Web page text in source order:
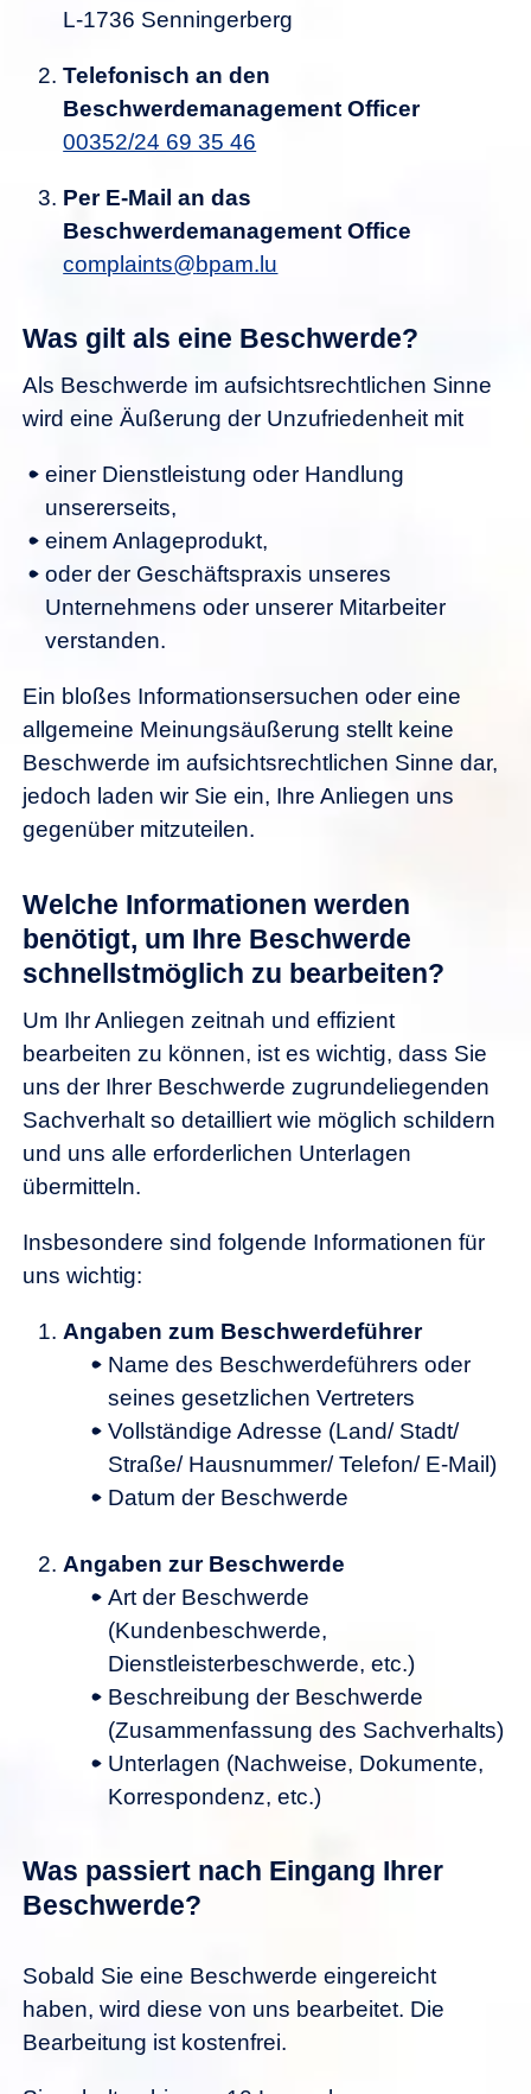
L-1736 Senningerberg
Telefonisch an den
Beschwerdemanagement Officer
00352/24 69 35 46
Per E-Mail an das
Beschwerdemanagement Office
c mpl nts bp m l
Was gilt als eine Beschwerde?
Als Beschwerde im aufsichtsrechtlichen Sinne
wird eine Äußerung der Unzufriedenheit mit
einer Dienstleistung oder Handlung
unsererseits,
einem Anlageprodukt,
oder der Geschäftspraxis unseres
Unternehmens oder unserer Mitarbeiter
verstanden.
Ein bloßes Informationsersuchen oder eine
allgemeine Meinungsäußerung stellt keine
Beschwerde im aufsichtsrechtlichen Sinne dar,
jedoch laden wir Sie ein, Ihre Anliegen uns
gegenüber mitzuteilen.
Welche Informationen werden
benötigt, um Ihre Beschwerde
schnellstmöglich zu bearbeiten?
Um Ihr Anliegen zeitnah und effizient
bearbeiten zu können, ist es wichtig, dass Sie
uns der Ihrer Beschwerde zugrundeliegenden
Sachverhalt so detailliert wie möglich schildern
und uns alle erforderlichen Unterlagen
übermitteln.
Insbesondere sind folgende Informationen für
uns wichtig:
Angaben zum Beschwerdeführer
Name des Beschwerdeführers oder
seines gesetzlichen Vertreters
Vollständige Adresse (Land/ Stadt/
Straße/ Hausnummer/ Telefon/ E-Mail)
Datum der Beschwerde
Angaben zur Beschwerde
Art der Beschwerde
(Kundenbeschwerde,
Dienstleisterbeschwerde, etc.)
Beschreibung der Beschwerde
(Zusammenfassung des Sachverhalts)
Unterlagen (Nachweise, Dokumente,
Korrespondenz, etc.)
Was passiert nach Eingang Ihrer
Beschwerde?
Sobald Sie eine Beschwerde eingereicht
haben, wird diese von uns bearbeitet. Die
Bearbeitung ist kostenfrei.